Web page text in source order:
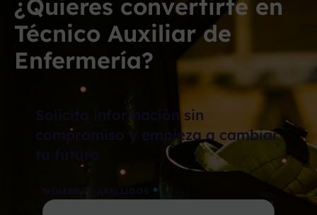
¿Quieres convertirte en
Técnico Auxiliar de
Enfermería?
Solicita información sin
compromiso y empieza a cambiar
tu futuro
NOMBRE Y APELLIDOS